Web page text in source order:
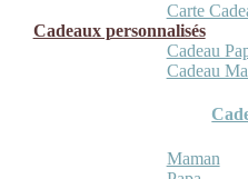
Carte
Cadeaux personnalisés
Cadeau
Cadeau
Maman